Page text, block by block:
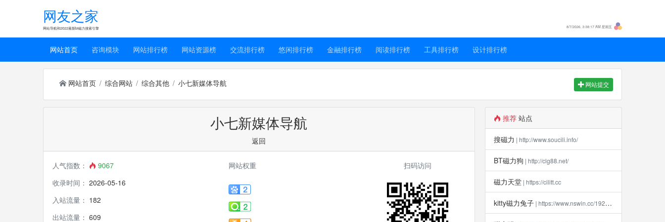
网友之家
网站导航和2022最新bt磁力搜索引擎 8/7/2026, 3:38:17 AM 星期五
网站首页 咨询模块 网站排行榜 网站资源榜 交流排行榜 悠闲排行榜 金融排行榜 阅读排行榜 工具排行榜 设计排行榜
网站首页 综合网站 综合其他 小七新媒体导航 网站提交
小七新媒体导航
返回
人气指数：
9067
收录时间： 2026-05-16
入站流量： 182
出站流量： 609
网站权重 扫码访问
推荐 站点
搜磁力 | http://www.soucili.info/
BT磁力狗 | http://clg88.net/
磁力天堂 | https://cilitt.cc
kitty磁力兔子 | https://www.nswin.cc/19270.html